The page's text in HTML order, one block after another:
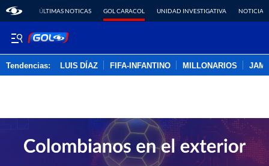
ÚLTIMAS NOTICAS GOL CARACOL UNIDAD INVESTIGATIVA NOTICIAS
Tendencias: LUIS DÍAZ FIFA-INFANTINO MILLONARIOS